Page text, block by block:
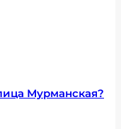
Мурманская?